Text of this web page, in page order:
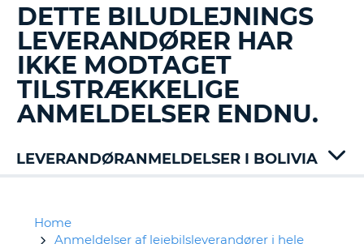
DETTE BILUDLEJNINGS
LEVERANDØRER HAR
IKKE MODTAGET
TILSTRÆKKELIGE
ANMELDELSER ENDNU.
LEVERANDØRANMELDELSER I BOLIVIA
Home
Anmeldelser af lejebilsleverandører i hele